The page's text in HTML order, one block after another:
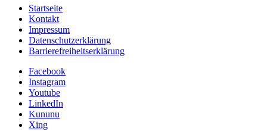
Startseite
Kontakt
Impressum
Datenschutzerklärung
Barrierefreiheitserklärung
Facebook
Instagram
Youtube
LinkedIn
Kununu
Xing